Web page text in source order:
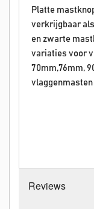
Platte
verkrijgbaar
en zwarte
variaties voor
70mm,76mm,
vlaggenmasten
Reviews